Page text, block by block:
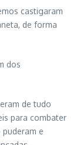
castigaram
de forma
dos
de tudo
para combater
e